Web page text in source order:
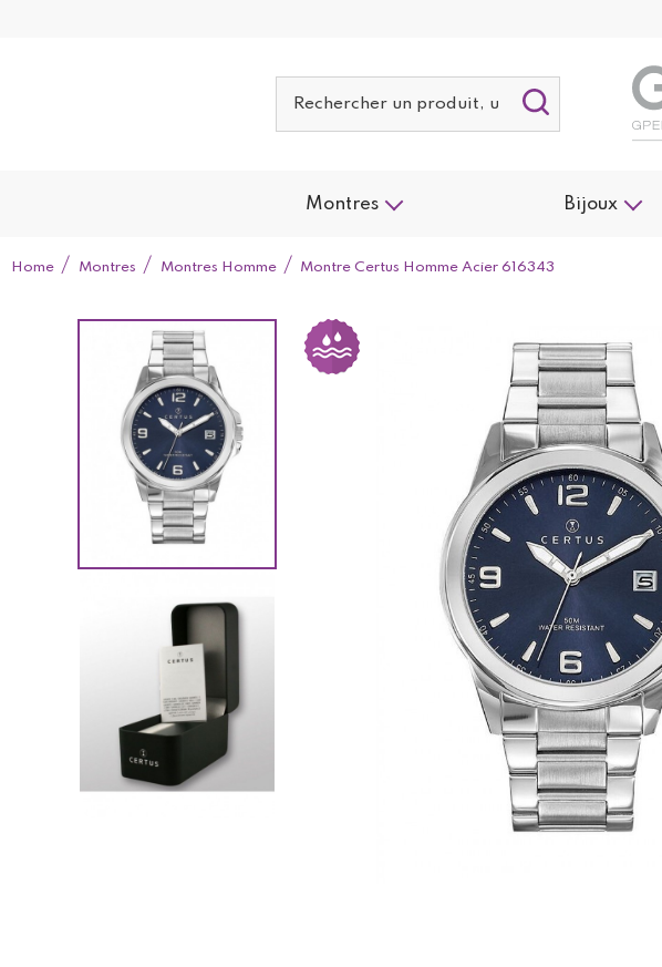
Montres Bijoux
Home Montres Montres Homme Montre Certus Homme Acier 616343